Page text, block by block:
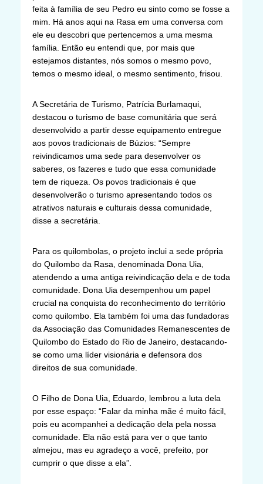
feita à família de seu Pedro eu sinto como se fosse a
mim. Há anos aqui na Rasa em uma conversa com
ele eu descobri que pertencemos a uma mesma
família. Então eu entendi que, por mais que
estejamos distantes, nós somos o mesmo povo,
temos o mesmo ideal, o mesmo sentimento, frisou.
A Secretária de Turismo, Patrícia Burlamaqui,
destacou o turismo de base comunitária que será
desenvolvido a partir desse equipamento entregue
aos povos tradicionais de Búzios: “Sempre
reivindicamos uma sede para desenvolver os
saberes, os fazeres e tudo que essa comunidade
tem de riqueza. Os povos tradicionais é que
desenvolverão o turismo apresentando todos os
atrativos naturais e culturais dessa comunidade,
disse a secretária.
Para os quilombolas, o projeto inclui a sede própria
do Quilombo da Rasa, denominada Dona Uia,
atendendo a uma antiga reivindicação dela e de toda
comunidade. Dona Uia desempenhou um papel
crucial na conquista do reconhecimento do território
como quilombo. Ela também foi uma das fundadoras
da Associação das Comunidades Remanescentes de
Quilombo do Estado do Rio de Janeiro, destacando-
se como uma líder visionária e defensora dos
direitos de sua comunidade.
O Filho de Dona Uia, Eduardo, lembrou a luta dela
por esse espaço: “Falar da minha mãe é muito fácil,
pois eu acompanhei a dedicação dela pela nossa
comunidade. Ela não está para ver o que tanto
almejou, mas eu agradeço a você, prefeito, por
cumprir o que disse a ela”.